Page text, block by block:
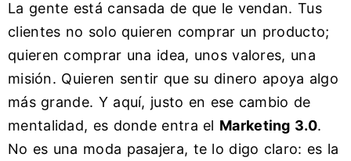
La gente está cansada de que le vendan. Tus
clientes no solo quieren comprar un producto;
quieren comprar una idea, unos valores, una
misión. Quieren sentir que su dinero apoya algo
más grande. Y aquí, justo en ese cambio de
mentalidad, es donde entra el Marketing 3.0.
No es una moda pasajera, te lo digo claro: es la